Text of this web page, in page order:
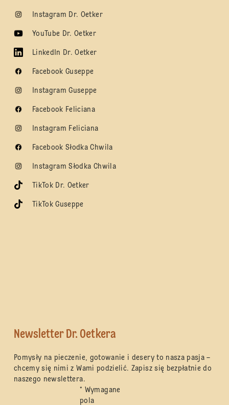
Instagram Dr. Oetker
YouTube Dr. Oetker
LinkedIn Dr. Oetker
Facebook Guseppe
Instagram Guseppe
Facebook Feliciana
Instagram Feliciana
Facebook Słodka Chwila
Instagram Słodka Chwila
TikTok Dr. Oetker
TikTok Guseppe
Newsletter Dr. Oetkera
Pomysły na pieczenie, gotowanie i desery to nasza pasja –
chcemy się nimi z Wami podzielić. Zapisz się bezpłatnie do
naszego newslettera.
* Wymagane
pola